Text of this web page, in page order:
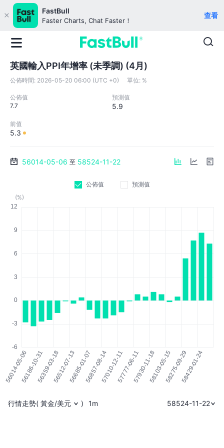
FastBull
Faster Charts, Chat Faster！
查看
英國輸入PPI年增率 (未季調) (4月)
公佈時間: 2026-05-20 06:00 (UTC +0) 單位: %
公佈值
7.7
預測值
5.9
前值
5.3
56014-05-06 至 58524-11-22
公佈值
預測值
(%)
行情走勢( 黃金/美元 ) 1m 58524-11-22